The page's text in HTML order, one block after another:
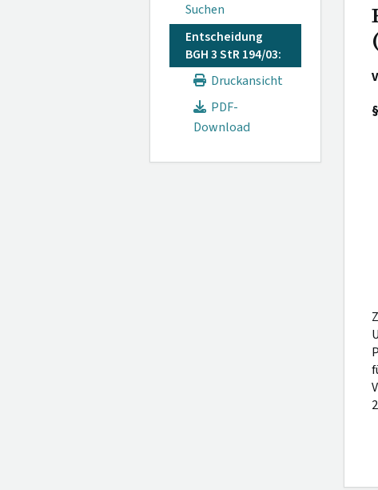
Suchen
Entscheidung
BGH 3 StR 194/03:
Druckansicht
PDF-
Download
§